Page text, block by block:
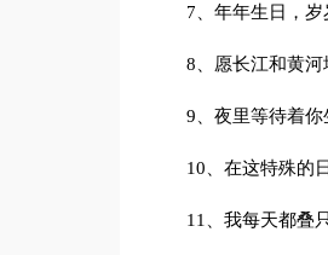
7、年年生日，
8、愿长江和黄
9、夜里等待着你
10、在这特殊的
11、我每天都叠